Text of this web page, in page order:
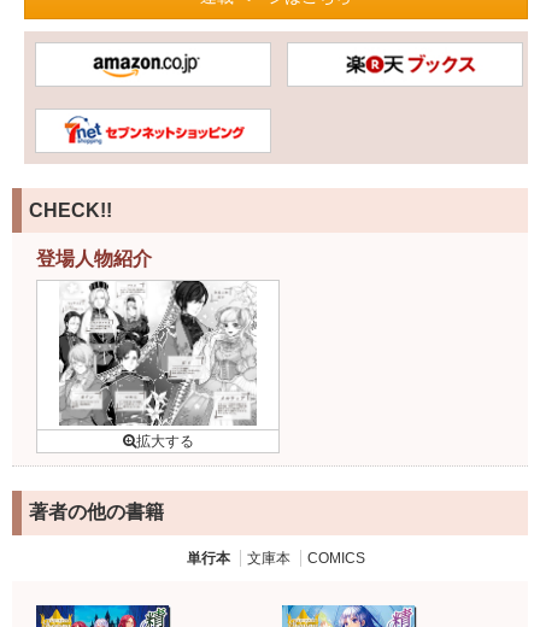
CHECK!!
登場人物紹介
著者の他の書籍
単行本 文庫本 COMICS